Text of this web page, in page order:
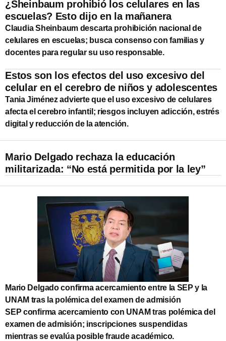
¿Sheinbaum prohibió los celulares en las
escuelas? Esto dijo en la mañanera
Claudia Sheinbaum descarta prohibición nacional de
celulares en escuelas; busca consenso con familias y
docentes para regular su uso responsable.
Estos son los efectos del uso excesivo del
celular en el cerebro de niños y adolescentes
Tania Jiménez advierte que el uso excesivo de celulares
afecta el cerebro infantil; riesgos incluyen adicción, estrés
digital y reducción de la atención.
Mario Delgado rechaza la educación
militarizada: “No está permitida por la ley”
Mario Delgado confirma acercamiento entre la SEP y la
UNAM tras la polémica del examen de admisión
SEP confirma acercamiento con UNAM tras polémica del
examen de admisión; inscripciones suspendidas
mientras se evalúa posible fraude académico.